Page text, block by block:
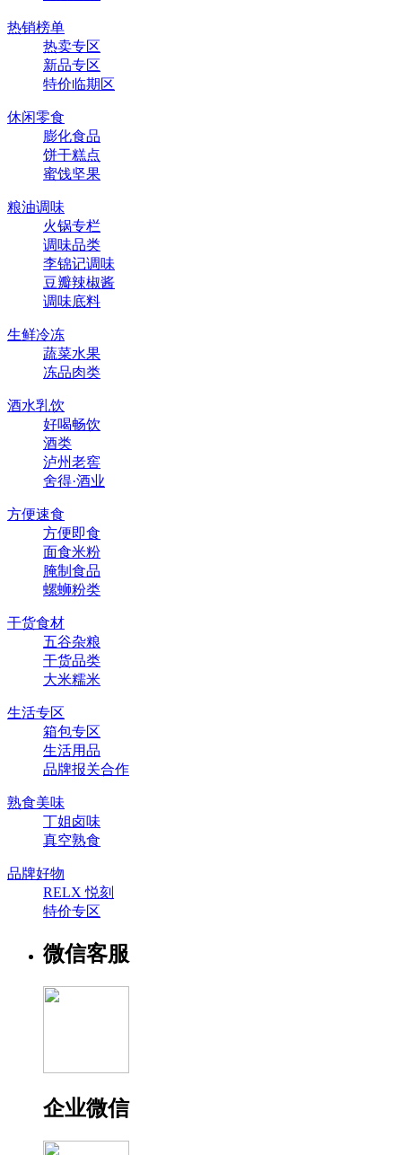
热销榜单
热卖专区
新品专区
特价临期区
休闲零食
膨化食品
饼干糕点
蜜饯坚果
粮油调味
火锅专栏
调味品类
李锦记调味
豆瓣辣椒酱
调味底料
生鲜冷冻
蔬菜水果
冻品肉类
酒水乳饮
好喝畅饮
酒类
泸州老窖
舍得·酒业
方便速食
方便即食
面食米粉
腌制食品
螺蛳粉类
干货食材
五谷杂粮
干货品类
大米糯米
生活专区
箱包专区
生活用品
品牌报关合作
熟食美味
丁姐卤味
真空熟食
品牌好物
RELX 悦刻
特价专区
微信客服
企业微信